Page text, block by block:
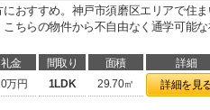
おすすめ。神戸市須磨区エリアで住
ちらの物件から不自由なく通学可能
礼金 間取り 面積 詳細
万円 1LDK 29.70㎡ 詳細を見